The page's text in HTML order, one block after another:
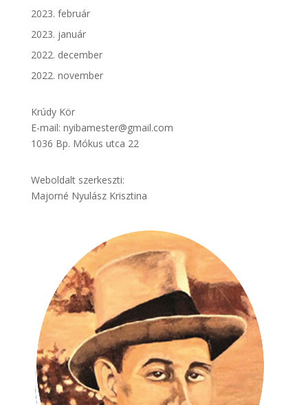
2023. február
2023. január
2022. december
2022. november
Krúdy Kör
E-mail: nyibamester@gmail.com
1036 Bp. Mókus utca 22
Weboldalt szerkeszti:
Majorné Nyulász Krisztina